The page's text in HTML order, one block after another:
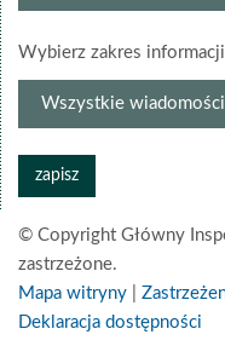
Wybierz zakres
© Copyright Główny
zastrzeżone.
Mapa witryny
Deklaracja dostępności